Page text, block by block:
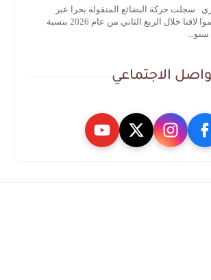
سجلت حركة البضائع المنقولة بحرا عبر
الموانئ المصرية نموا لافتا خلال الربع الثاني من عام 2026 بنسبة
الاجتماعي